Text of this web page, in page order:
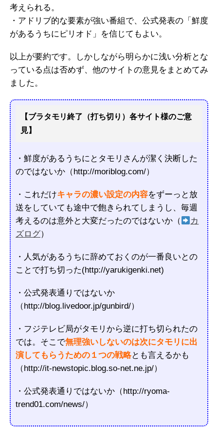
考えられる。
・アドリブ的な要素が強い番組で、公式発表の「鮮度
があるうちにピリオド」を信じてもよい。
以上が要約です。しかしながら明らかに浅い分析とな
っている点は否めず、他のサイトの意見をまとめてみ
ました。
【ブラタモリ終了（打ち切り）各サイト様のご意
見】
・鮮度があるうちにとタモリさんが潔く決断した
のではないか（http://moriblog.com/）
・これだけキャラの濃い設定の内容をずーっと放
送をしていても途中で飽きられてしまうし、毎週
考えるのは意外と大変だったのではないか （
カ
ズログ）
・人気があるうちに辞めておくのが一番良いとの
ことで打ち切った(http://yarukigenki.net)
・公式発表通りではないか
（http://blog.livedoor.jp/gunbird/）
・フジテレビ局がタモリから逆に打ち切られたの
では。そこで無理強いしないのは次にタモリに出
演してもらうための１つの戦略とも言えるかも
（http://it-newstopic.blog.so-net.ne.jp/）
・公式発表通りではないか（http://ryoma-
trend01.com/news/）